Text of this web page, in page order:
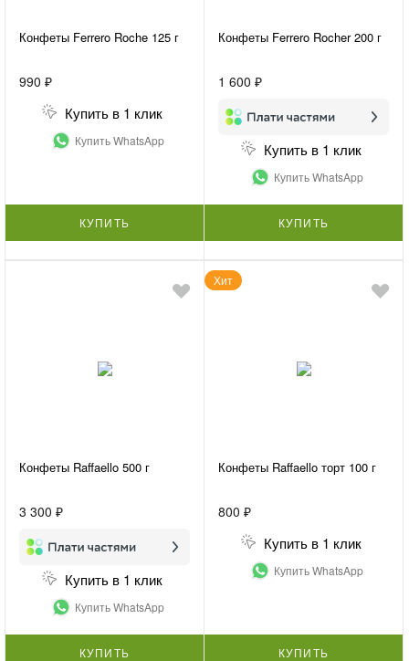
Конфеты Ferrero Roche 125 г
990 ₽
Купить в 1 клик
Купить WhatsApp
КУПИТЬ
Конфеты Ferrero Rocher 200 г
1 600 ₽
Купить в 1 клик
Купить WhatsApp
КУПИТЬ
Конфеты Raffaello 500 г
3 300 ₽
Купить в 1 клик
Купить WhatsApp
КУПИТЬ
Хит
Конфеты Raffaello торт 100 г
800 ₽
Купить в 1 клик
Купить WhatsApp
КУПИТЬ